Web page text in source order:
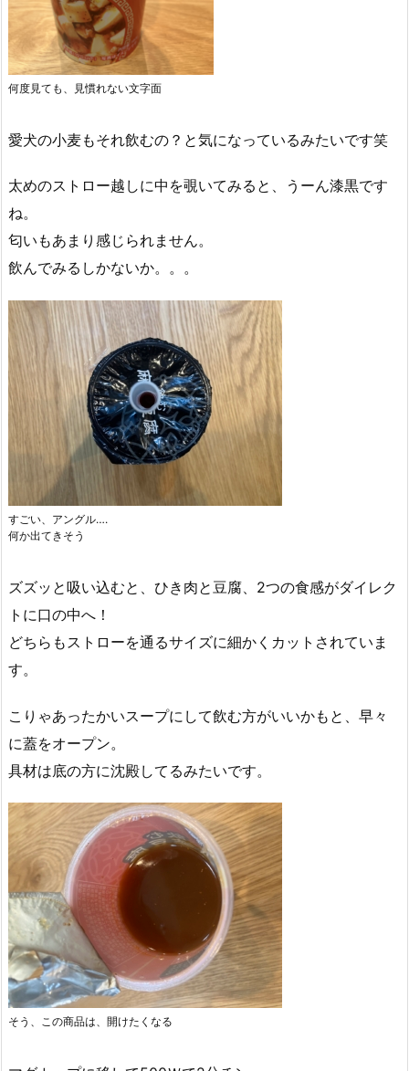
何度見ても、見慣れない文字面
愛犬の小麦もそれ飲むの？と気になっているみたいです笑
太めのストロー越しに中を覗いてみると、うーん漆黒です
ね。
匂いもあまり感じられません。
飲んでみるしかないか。。。
すごい、アングル….
何か出てきそう
ズズッと吸い込むと、ひき肉と豆腐、2つの食感がダイレク
トに口の中へ！
どちらもストローを通るサイズに細かくカットされていま
す。
こりゃあったかいスープにして飲む方がいいかもと、早々
に蓋をオープン。
具材は底の方に沈殿してるみたいです。
そう、この商品は、開けたくなる